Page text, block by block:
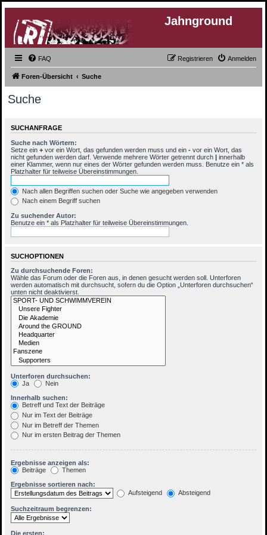
Jahnground
FAQ Anmelden
Registrieren
Foren-Übersicht Suche
Suche
SUCHANFRAGE
Suche nach Wörtern:
Setze ein + vor ein Wort, das gefunden werden muss und ein - vor ein Wort, das
nicht gefunden werden darf. Verwende mehrere Wörter getrennt durch | innerhalb
einer Klammer, wenn nur eines der Wörter gefunden werden muss. Benutze ein * als
Platzhalter für teilweise Übereinstimmungen.
Nach allen Begriffen suchen oder Suche wie angegeben verwenden
Nach einem Begriff suchen
Zu suchender Autor:
Benutze ein * als Platzhalter für teilweise Übereinstimmungen.
SUCHOPTIONEN
Zu durchsuchende Foren:
Wähle das Forum oder die Foren aus, in denen gesucht werden soll. Unterforen
werden automatisch mit durchsucht, sofern du die Option „Unterforen durchsuchen“
unten nicht deaktivierst.
Unterforen durchsuchen:
Ja
Nein
Innerhalb suchen:
Betreff und Text der Beiträge
Nur im Text der Beiträge
Nur im Betreff der Themen
Nur im ersten Beitrag der Themen
Ergebnisse anzeigen als:
Beiträge
Themen
Ergebnisse sortieren nach:
Aufsteigend
Absteigend
Suchzeitraum begrenzen:
Die ersten: